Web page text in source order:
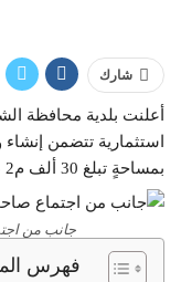
شارك
أعلنت بلدية محافظة
استثمارية تتضمن
بمساحةٍ تبلغ 30 ألف م2 على طريق القصيم-حائل-الجوف السريع.
جانب من
فهرس